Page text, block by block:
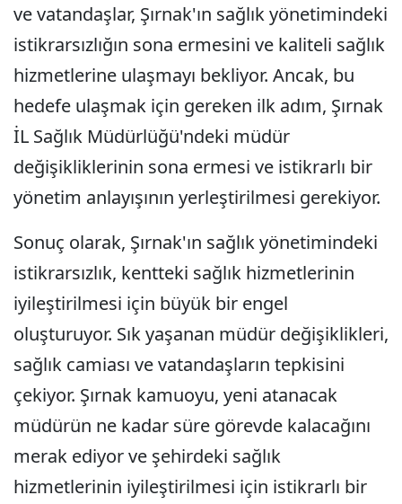
ve vatandaşlar, Şırnak'ın sağlık yönetimindeki
istikrarsızlığın sona ermesini ve kaliteli sağlık
hizmetlerine ulaşmayı bekliyor. Ancak, bu
hedefe ulaşmak için gereken ilk adım, Şırnak
İL Sağlık Müdürlüğü'ndeki müdür
değişikliklerinin sona ermesi ve istikrarlı bir
yönetim anlayışının yerleştirilmesi gerekiyor.
Sonuç olarak, Şırnak'ın sağlık yönetimindeki
istikrarsızlık, kentteki sağlık hizmetlerinin
iyileştirilmesi için büyük bir engel
oluşturuyor. Sık yaşanan müdür değişiklikleri,
sağlık camiası ve vatandaşların tepkisini
çekiyor. Şırnak kamuoyu, yeni atanacak
müdürün ne kadar süre görevde kalacağını
merak ediyor ve şehirdeki sağlık
hizmetlerinin iyileştirilmesi için istikrarlı bir